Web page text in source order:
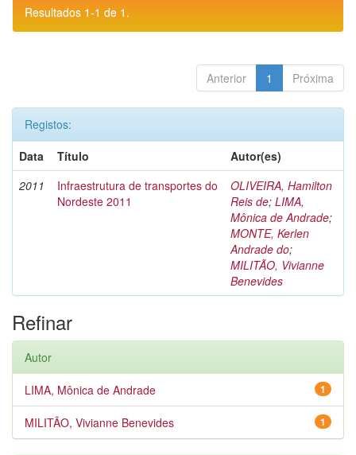
Resultados 1-1 de 1.
Anterior 1 Próxima
Registos:
Data
Título
Autor(es)
2011
Infraestrutura de transportes do
Nordeste 2011
OLIVEIRA, Hamilton
Reis de; LIMA,
Mônica de Andrade;
MONTE, Kerlen
Andrade do;
MILITÃO, Vivianne
Benevides
Refinar
Autor
1
LIMA, Mônica de Andrade
1
MILITÃO, Vivianne Benevides